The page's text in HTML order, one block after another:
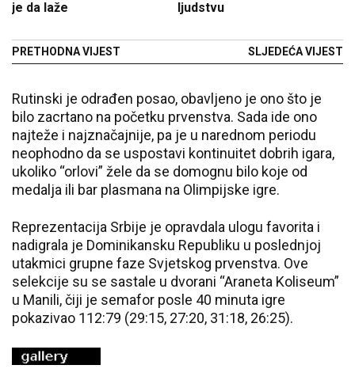
je da laže
PRETHODNA VIJEST
ljudstvu
SLJEDEĆA VIJEST
Rutinski je odrađen posao, obavljeno je ono što je
bilo zacrtano na početku prvenstva. Sada ide ono
najteže i najznačajnije, pa je u narednom periodu
neophodno da se uspostavi kontinuitet dobrih igara,
ukoliko “orlovi” žele da se domognu bilo koje od
medalja ili bar plasmana na Olimpijske igre.
Reprezentacija Srbije je opravdala ulogu favorita i
nadigrala je Dominikansku Republiku u poslednjoj
utakmici grupne faze Svjetskog prvenstva. Ove
selekcije su se sastale u dvorani “Araneta Koliseum”
u Manili, čiji je semafor posle 40 minuta igre
pokazivao 112:79 (29:15, 27:20, 31:18, 26:25).